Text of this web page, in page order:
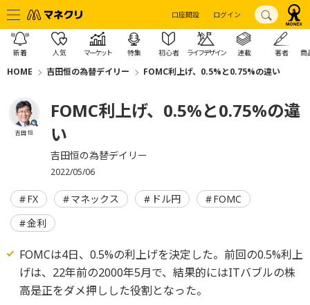
口座開設 ログイン
新着 人気 マーケット 特集 初心者 ライフデザイン 連載 著者 商
HOME 吉田恒の為替デイリー FOMC利上げ、0.5%と0.75%の違い
吉田 恒
FOMC利上げ、0.5%と0.75%の違
い
吉田恒の為替デイリー
2022/05/06
FX マネックス ドル円
FOMC
金利
FOMCは4日、0.5%の利上げを決定した。前回の0.5%利上
げは、22年前の2000年5月で、結果的にはITバブルの株
高是正をダメ押しした役割となった。